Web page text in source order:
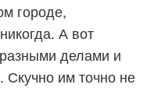
городе,
А вот
делами и
Скучно им точно не